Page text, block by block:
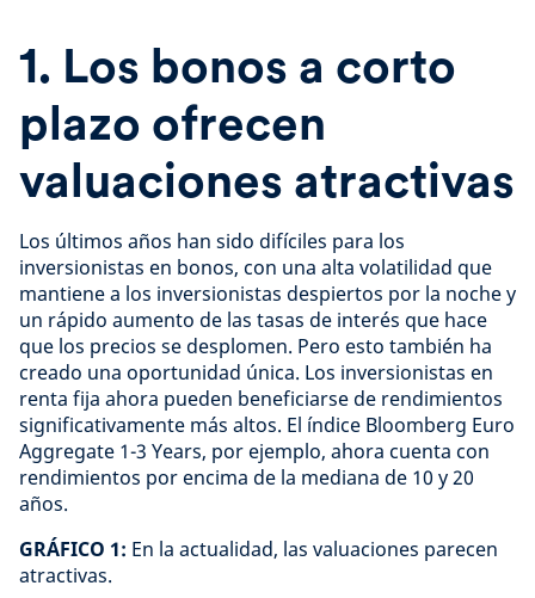
1. Los bonos a corto
plazo ofrecen
valuaciones atractivas
Los últimos años han sido difíciles para los
inversionistas en bonos, con una alta volatilidad que
mantiene a los inversionistas despiertos por la noche y
un rápido aumento de las tasas de interés que hace
que los precios se desplomen. Pero esto también ha
creado una oportunidad única. Los inversionistas en
renta fija ahora pueden beneficiarse de rendimientos
significativamente más altos. El índice Bloomberg Euro
Aggregate 1-3 Years, por ejemplo, ahora cuenta con
rendimientos por encima de la mediana de 10 y 20
años.
GRÁFICO 1: En la actualidad, las valuaciones parecen
atractivas.